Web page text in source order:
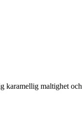
karamellig maltighet och